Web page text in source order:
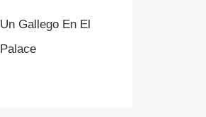
Un Gallego En El
Palace